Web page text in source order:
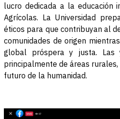
lucro dedicada a la educación
Agrícolas. La Universidad
éticos para que contribuyan al
comunidades de origen
global próspera y justa. Las
principalmente de áreas
futuro de la humanidad.